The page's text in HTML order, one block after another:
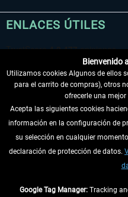
ENLACES ÚTILES
DESISTIR DEL CONTRATO
INFORMACIÓN
Bienvenido
Utilizamos cookies Algunos de ellos
para el carrito de compras), otros
ofrecerle una
Acepta las siguientes cookies
información en la configuración de
su selección en cualquier
declaración de protección de datos.
Google Tag Manager: Tracking